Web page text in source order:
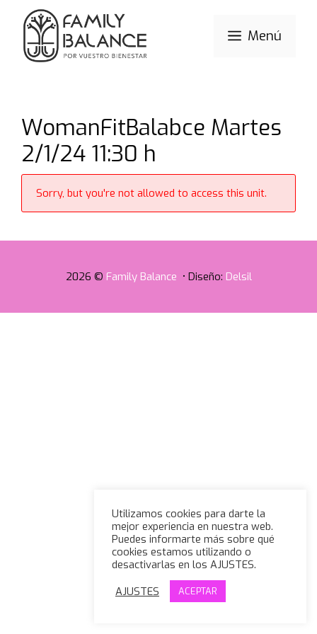
Saltar
contenido
Menú
WomanFitBalabce Martes
2/1/24 11:30 h
Sorry, but you're not allowed to access this unit.
2026 © Family Balance • Diseño: Delsil
Utilizamos cookies para darte la
mejor experiencia en nuestra web.
Puedes informarte más sobre qué
cookies estamos utilizando o
desactivarlas en los AJUSTES.
AJUSTES
ACEPTAR